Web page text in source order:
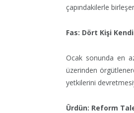
çapındakilerle
Fas: Dört Kişi
Ocak sonunda en
üzerinden
yetkilerini
Ürdün: Reform